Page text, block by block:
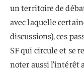
un territoire de
avec laquelle
discussions), ces
SF qui circule et se
noter aussi l’intérêt